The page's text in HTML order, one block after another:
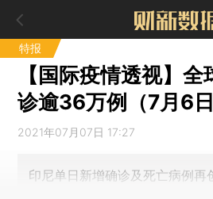
特报
【国际疫情透视】
诊逾36万例（7月6日
2021年07月07日 17:27
印尼单日新增确诊及死亡病例再